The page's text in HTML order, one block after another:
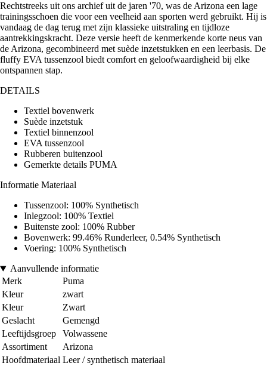
Rechtstreeks uit ons archief uit de jaren '70, was de Arizona een lage
trainingsschoen die voor een veelheid aan sporten werd gebruikt. Hij is
vandaag de dag terug met zijn klassieke uitstraling en tijdloze
aantrekkingskracht. Deze versie heeft de kenmerkende korte neus van
de Arizona, gecombineerd met suède inzetstukken en een leerbasis. De
fluffy EVA tussenzool biedt comfort en geloofwaardigheid bij elke
ontspannen stap.
DETAILS
Textiel bovenwerk
Suède inzetstuk
Textiel binnenzool
EVA tussenzool
Rubberen buitenzool
Gemerkte details PUMA
Informatie Materiaal
Tussenzool: 100% Synthetisch
Inlegzool: 100% Textiel
Buitenste zool: 100% Rubber
Bovenwerk: 99.46% Runderleer, 0.54% Synthetisch
Voering: 100% Synthetisch
Aanvullende informatie
Merk
Puma
Kleur
zwart
Kleur
Zwart
Geslacht
Gemengd
Leeftijdsgroep
Volwassene
Assortiment
Arizona
Hoofdmateriaal Leer / synthetisch materiaal